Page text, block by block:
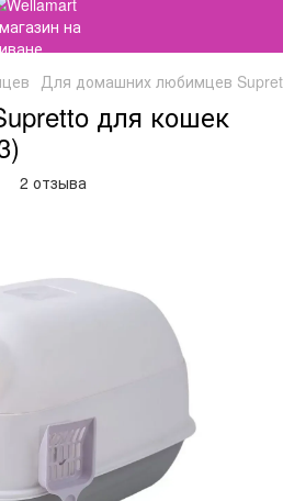
Для домашних любимцев
для кошек
2 отзыва